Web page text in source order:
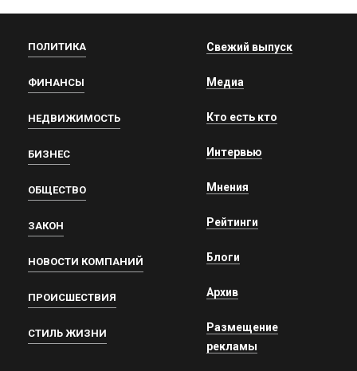
ПОЛИТИКА
ФИНАНСЫ
НЕДВИЖИМОСТЬ
БИЗНЕС
ОБЩЕСТВО
ЗАКОН
НОВОСТИ КОМПАНИЙ
ПРОИСШЕСТВИЯ
СТИЛЬ ЖИЗНИ
Свежий выпуск
Медиа
Кто есть кто
Интервью
Мнения
Рейтинги
Блоги
Архив
Размещение
рекламы